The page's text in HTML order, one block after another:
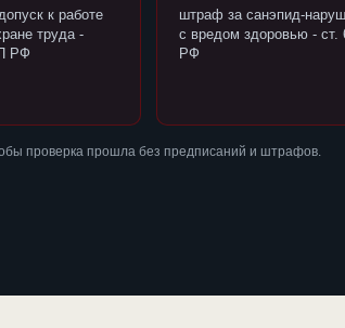
к работе
труда -
РФ
штраф за санэпид-
с вредом здоровью - ст.
РФ
проверка прошла без предписаний и штрафов.